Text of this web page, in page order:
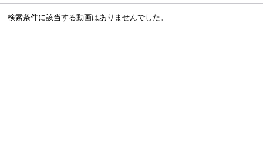
検索条件に該当する動画はありませんでした。